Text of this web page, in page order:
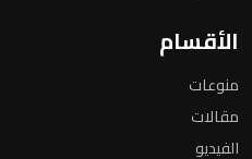
الأقسام
منوعات
مقالات
الفيديو